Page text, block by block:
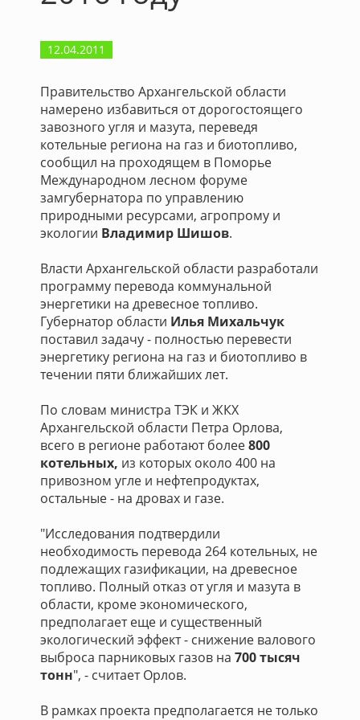
12.04.2011
Правительство Архангельской области
намерено избавиться от дорогостоящего
завозного угля и мазута, переведя
котельные региона на газ и биотопливо,
сообщил на проходящем в Поморье
Международном лесном форуме
замгубернатора по управлению
природными ресурсами, агропрому и
экологии Владимир Шишов.
Власти Архангельской области разработали
программу перевода коммунальной
энергетики на древесное топливо.
Губернатор области Илья Михальчук
поставил задачу - полностью перевести
энергетику региона на газ и биотопливо в
течении пяти ближайших лет.
По словам министра ТЭК и ЖКХ
Архангельской области Петра Орлова,
всего в регионе работают более800
котельных, из которых около 400 на
привозном угле и нефтепродуктах,
остальные - на дровах и газе.
"Исследования подтвердили
необходимость перевода 264 котельных, не
подлежащих газификации, на древесное
топливо. Полный отказ от угля и мазута в
области, кроме экономического,
предполагает еще и существенный
экологический эффект - снижение валового
выброса парниковых газов на 700 тысяч
тонн", - считает Орлов.
В рамках проекта предполагается не только